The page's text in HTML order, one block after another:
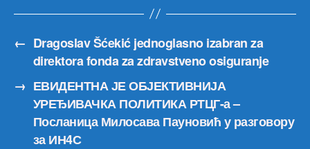
← Dragoslav Šćekić jednoglasno izabran za
direktora fonda za zdravstveno osiguranje
→ ЕВИДЕНТНА ЈЕ ОБЈЕКТИВНИЈА
УРЕЂИВАЧКА ПОЛИТИКА РТЦГ-а –
Посланица Милосава Пауновић у разговору
за ИН4С